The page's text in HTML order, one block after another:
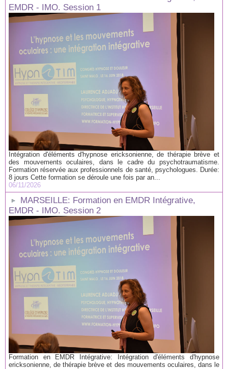
EMDR - IMO. Session 1
Intégration d'éléments d'hypnose ericksonienne, de thérapie brève et
des mouvements oculaires, dans le cadre du psychotraumatisme.
Formation réservée aux professionnels de santé, psychologues. Durée:
8 jours Cette formation se déroule une fois par an...
06/11/2026
MARSEILLE: Formation en EMDR Intégrative,
EMDR - IMO. Session 2
Formation en EMDR Intégrative: Intégration d'éléments d'hypnose
ericksonienne, de thérapie brève et des mouvements oculaires, dans le